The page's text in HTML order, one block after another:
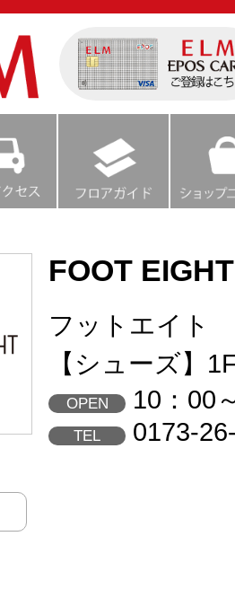
FOOT EIGHT
フットエイト
【シューズ】
OPEN 10：00
TEL 0173-